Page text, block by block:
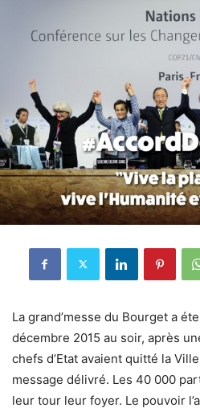
La grand’messe du Bourget a
décembre 2015 au soir, après
chefs d’Etat avaient quitté la
message délivré. Les 40 000
leur tour leur foyer. Le pouvoir